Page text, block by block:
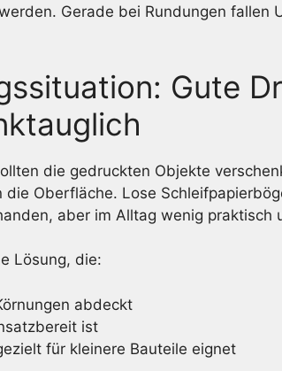
Gerade bei Rundungen fallen
Gute
die gedruckten Objekte
die Oberfläche. Lose
aber im Alltag wenig praktisch
Lösung, die:
abdeckt
ist
für kleinere Bauteile eignet